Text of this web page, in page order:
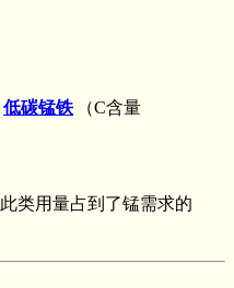
低碳锰铁
（C含量
类用量占到了锰需求的